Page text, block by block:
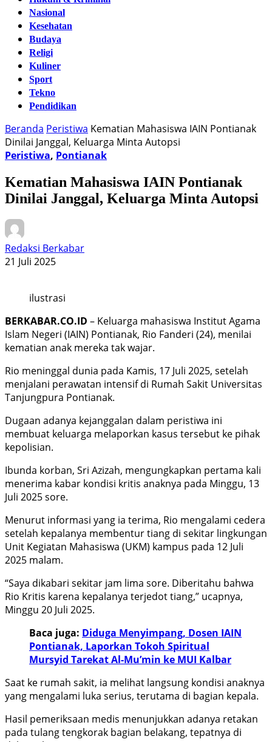
Nasional
Kesehatan
Budaya
Religi
Kuliner
Sport
Tekno
Pendidikan
Beranda Peristiwa Kematian Mahasiswa IAIN Pontianak
Dinilai Janggal, Keluarga Minta Autopsi
Peristiwa, Pontianak
Kematian Mahasiswa IAIN Pontianak
Dinilai Janggal, Keluarga Minta Autopsi
Redaksi Berkabar
21 Juli 2025
ilustrasi
BERKABAR.CO.ID – Keluarga mahasiswa Institut Agama
Islam Negeri (IAIN) Pontianak, Rio Fanderi (24), menilai
kematian anak mereka tak wajar.
Rio meninggal dunia pada Kamis, 17 Juli 2025, setelah
menjalani perawatan intensif di Rumah Sakit Universitas
Tanjungpura Pontianak.
Dugaan adanya kejanggalan dalam peristiwa ini
membuat keluarga melaporkan kasus tersebut ke pihak
kepolisian.
Ibunda korban, Sri Azizah, mengungkapkan pertama kali
menerima kabar kondisi kritis anaknya pada Minggu, 13
Juli 2025 sore.
Menurut informasi yang ia terima, Rio mengalami cedera
setelah kepalanya membentur tiang di sekitar lingkungan
Unit Kegiatan Mahasiswa (UKM) kampus pada 12 Juli
2025 malam.
“Saya dikabari sekitar jam lima sore. Diberitahu bahwa
Rio Kritis karena kepalanya terjedot tiang,” ucapnya,
Minggu 20 Juli 2025.
Baca juga: Diduga Menyimpang, Dosen IAIN
Pontianak, Laporkan Tokoh Spiritual
Mursyid Tarekat Al-Mu’min ke MUI Kalbar
Saat ke rumah sakit, ia melihat langsung kondisi anaknya
yang mengalami luka serius, terutama di bagian kepala.
Hasil pemeriksaan medis menunjukkan adanya retakan
pada tulang tengkorak bagian belakang, tepatnya di